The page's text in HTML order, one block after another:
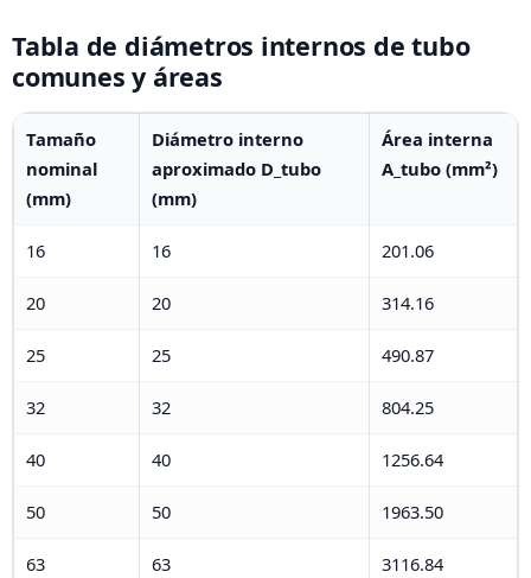
Tabla de diámetros internos de tubo
comunes y áreas
Tamaño
nominal
(mm)
Diámetro interno
aproximado D_tubo
(mm)
Área interna
A_tubo (mm²)
16 16 201.06
20 20 314.16
25 25 490.87
32 32 804.25
40 40 1256.64
50 50 1963.50
63 63 3116.84